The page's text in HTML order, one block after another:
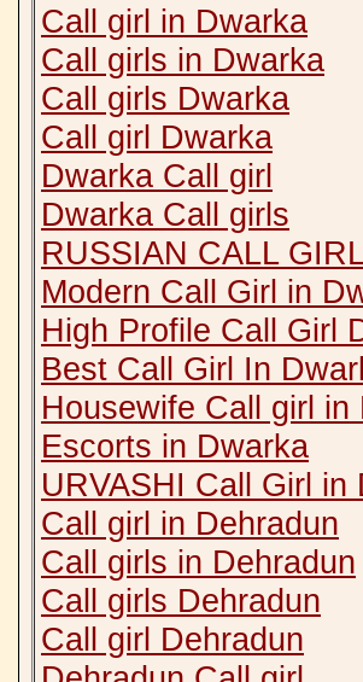
Call girl in Dwarka
Call girls in Dwarka
Call girls Dwarka
Call girl Dwarka
Dwarka Call girl
Dwarka Call girls
RUSSIAN CALL
Modern Call Girl in
High Profile Call Girl
Best Call Girl In
Housewife Call girl in
Escorts in Dwarka
URVASHI Call Girl in
Call girl in Dehradun
Call girls in Dehradun
Call girls Dehradun
Call girl Dehradun